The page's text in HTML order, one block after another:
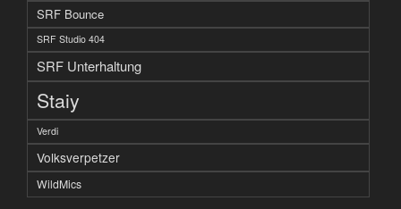
SRF Bounce
SRF Studio 404
SRF Unterhaltung
Staiy
Verdi
Volksverpetzer
WildMics